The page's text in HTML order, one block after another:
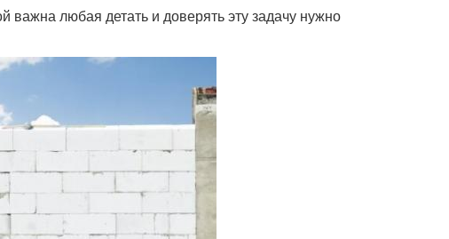
важна любая детать и доверять эту задачу нужно